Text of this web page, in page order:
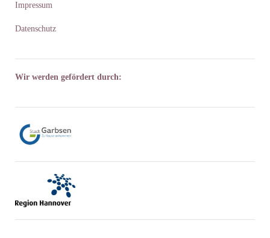
Impressum
Datenschutz
Wir werden gefördert durch: